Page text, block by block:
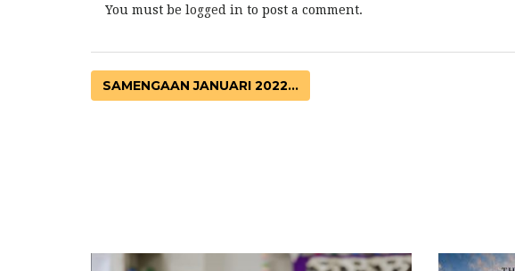
You must be logged in to post a comment.
SAMENGAAN JANUARI 2022...